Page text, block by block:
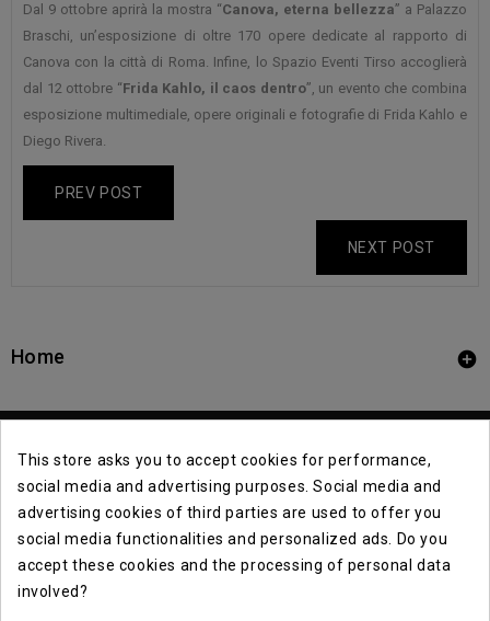
Dal 9 ottobre aprirà la mostra “Canova, eterna bellezza” a Palazzo
Braschi, un’esposizione di oltre 170 opere dedicate al rapporto di
Canova con la città di Roma. Infine, lo Spazio Eventi Tirso accoglierà
dal 12 ottobre “Frida Kahlo, il caos dentro”, un evento che combina
esposizione multimediale, opere originali e fotografie di Frida Kahlo e
Diego Rivera.
PREV POST
NEXT POST
Home 
Contact Info
This store asks you to accept cookies for performance,
social media and advertising purposes. Social media and
advertising cookies of third parties are used to offer you
social media functionalities and personalized ads. Do you
accept these cookies and the processing of personal data
involved?